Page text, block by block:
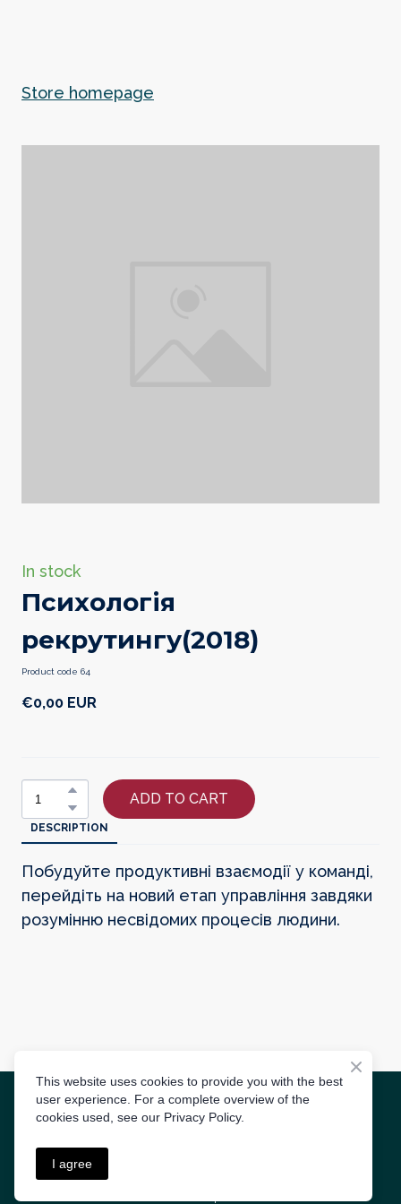
Store homepage
In stock
Психологія
рекрутингу(2018)
Product code 64
€0,00 EUR
ADD TO CART
DESCRIPTION
Побудуйте продуктивні взаємодії у команді,
перейдіть на новий етап управління завдяки
розумінню несвідомих процесів людини.
Radīts3S AGENCY
This website uses cookies to provide you with the best
user experience. For a complete overview of the
cookies used, see our Privacy Policy.
I agree